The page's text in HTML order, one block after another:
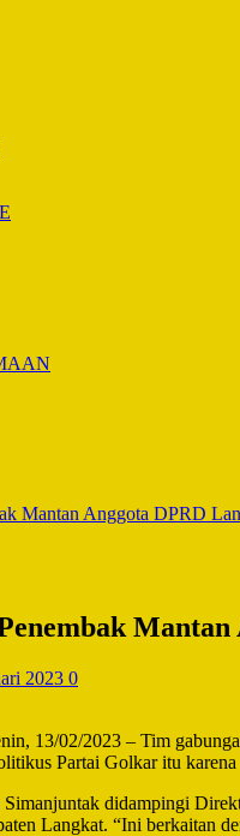
Mantan Anggota DPRD
2023 0
13/02/2023 – Tim
Partai Golkar itu karena
didampingi
Langkat. “Ini berkaitan